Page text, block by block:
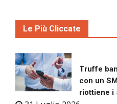
Le Più Cliccate
Truffe
con un
riottiene i